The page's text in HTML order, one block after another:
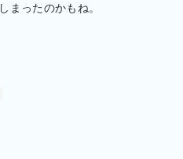
まったのかもね。